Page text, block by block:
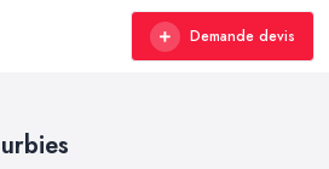
Demande devis